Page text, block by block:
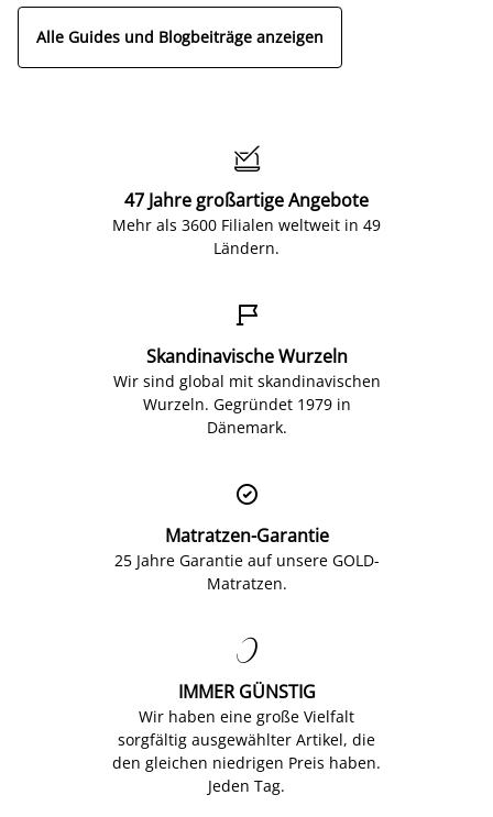
Alle Guides und Blogbeiträge anzeigen

47 Jahre großartige Angebote
Mehr als 3600 Filialen weltweit in 49
Ländern.

Skandinavische Wurzeln
Wir sind global mit skandinavischen
Wurzeln. Gegründet 1979 in
Dänemark.

Matratzen-Garantie
25 Jahre Garantie auf unsere GOLD-
Matratzen.

IMMER GÜNSTIG
Wir haben eine große Vielfalt
sorgfältig ausgewählter Artikel, die
den gleichen niedrigen Preis haben.
Jeden Tag.